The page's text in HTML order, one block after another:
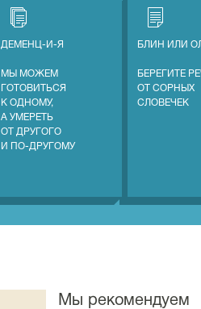
ДЕМЕНЦ-И-Я
МЫ МОЖЕМ
ГОТОВИТЬСЯ
К ОДНОМУ,
А УМЕРЕТЬ
ОТ ДРУГОГО
И ПО-ДРУГОМУ
БЛИН ИЛИ
БЕРЕГИТЕ
ОТ СОРНЫХ
СЛОВЕЧЕК
Мы рекомендуем